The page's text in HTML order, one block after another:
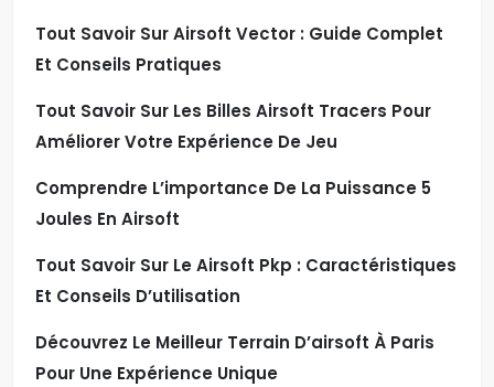
Tout Savoir Sur Airsoft Vector : Guide Complet
Et Conseils Pratiques
Tout Savoir Sur Les Billes Airsoft Tracers Pour
Améliorer Votre Expérience De Jeu
Comprendre L’importance De La Puissance 5
Joules En Airsoft
Tout Savoir Sur Le Airsoft Pkp : Caractéristiques
Et Conseils D’utilisation
Découvrez Le Meilleur Terrain D’airsoft À Paris
Pour Une Expérience Unique